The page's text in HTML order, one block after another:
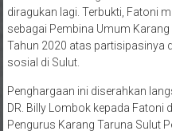
diragukan lagi. Terbukti, Fatoni
sebagai Pembina Umum
Tahun 2020 atas partisipasinya
sosial di Sulut.
Penghargaan ini diserahkan
DR. Billy Lombok kepada Fatoni
Pengurus Karang Taruna Sulut